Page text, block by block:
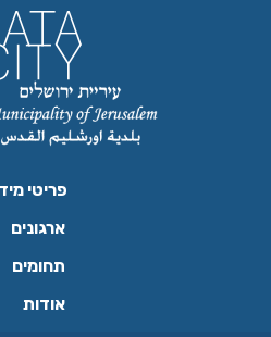
פריטי
ארגונים
תחומים
אודות